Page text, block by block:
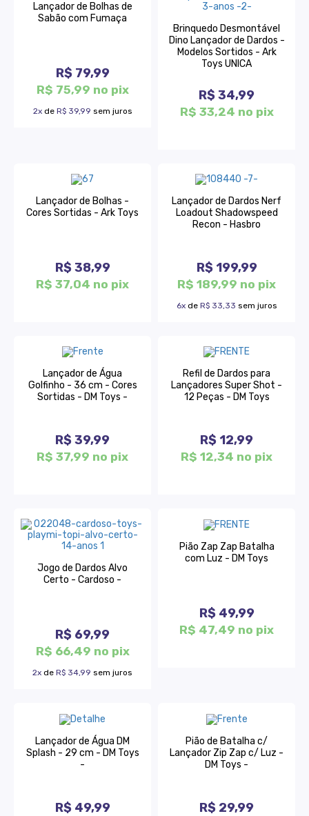
Lançador de Bolhas de
Sabão com Fumaça
R$ 79,99
R$ 75,99 no pix
2xde R$ 39,99 sem juros
Brinquedo Desmontável
Dino Lançador de Dardos -
Modelos Sortidos - Ark
Toys UNICA
R$ 34,99
R$ 33,24 no pix
Lançador de Bolhas -
Cores Sortidas - Ark Toys
R$ 38,99
R$ 37,04 no pix
Lançador de Dardos Nerf
Loadout Shadowspeed
Recon - Hasbro
R$ 199,99
R$ 189,99 no pix
6xde R$ 33,33 sem juros
Lançador de Água
Golfinho - 36 cm - Cores
Sortidas - DM Toys -
R$ 39,99
R$ 37,99 no pix
Refil de Dardos para
Lançadores Super Shot -
12 Peças - DM Toys
R$ 12,99
R$ 12,34 no pix
Jogo de Dardos Alvo
Certo - Cardoso -
R$ 69,99
R$ 66,49 no pix
2x de R$ 34,99 sem juros
Pião Zap Zap Batalha
com Luz - DM Toys
R$ 49,99
R$ 47,49 no pix
Lançador de Água DM
Splash - 29 cm - DM Toys
-
R$ 49,99
Pião de Batalha c/
Lançador Zip Zap c/ Luz -
DM Toys -
R$ 29,99